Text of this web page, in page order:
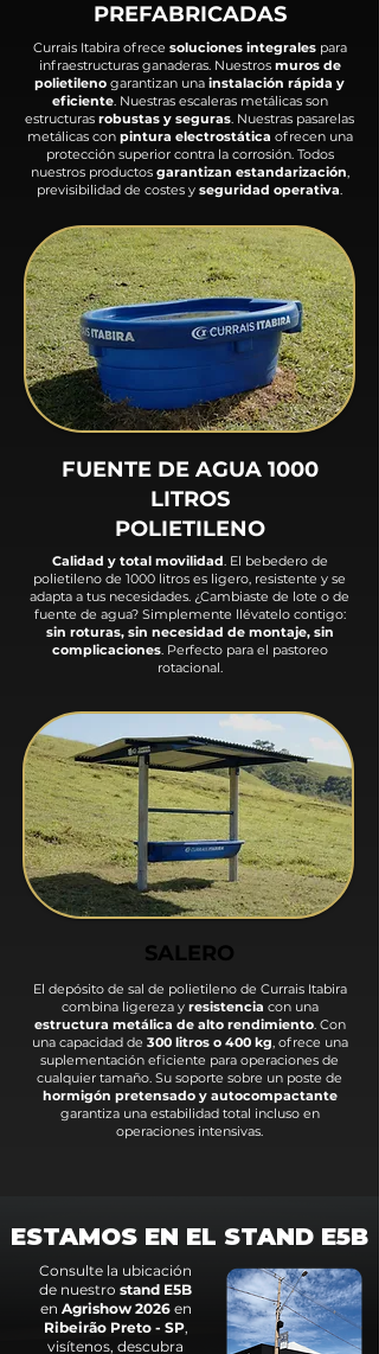
PREFABRICADAS
Currais Itabira ofrece soluciones integralespara
infraestructuras ganaderas. Nuestros muros de
polietileno garantizan una instalación rápida y
eficiente. Nuestras escaleras metálicas son
estructuras robustas y seguras. Nuestras pasarelas
metálicas con pintura electrostática ofrecen una
protección superior contra la corrosión. Todos
nuestros productos garantizan estandarización,
previsibilidad de costes y seguridad operativa.
FUENTE DE AGUA 1000
LITROS
POLIETILENO
Calidad y total movilidad. El bebedero de
polietileno de 1000 litros es ligero, resistente y se
adapta a tus necesidades. ¿Cambiaste de lote o de
fuente de agua? Simplemente llévatelo contigo:
sin roturas, sin necesidad de montaje, sin
complicaciones. Perfecto para el pastoreo
rotacional.
SALERO
El depósito de sal de polietileno de Currais Itabira
combina ligereza y resistencia con una
estructura metálica de alto rendimiento. Con
una capacidad de 300 litros o 400 kg, ofrece una
suplementación eficiente para operaciones de
cualquier tamaño. Su soporte sobre un poste de
hormigón pretensado y autocompactante
garantiza una estabilidad total incluso en
operaciones intensivas.
ESTAMOS EN EL STAND E5B
Consulte la ubicación
de nuestro stand E5B
en Agrishow 2026en
Ribeirão Preto - SP,
visítenos, descubra